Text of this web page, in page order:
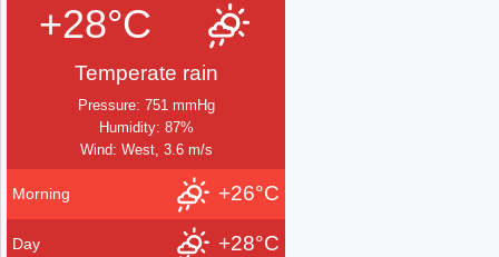
+28°C
Temperate rain
Pressure: 751 mmHg
Humidity: 87%
Wind: West, 3.6 m/s
Morning +26°C
Day +28°C